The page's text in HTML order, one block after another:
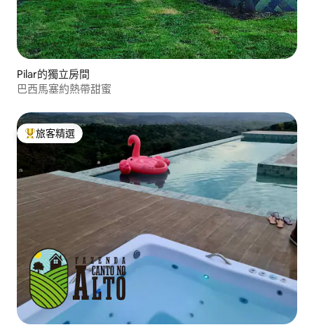
Pilar的獨立房間
巴西馬塞約熱帶甜蜜
旅客精選榜首
旅客精選